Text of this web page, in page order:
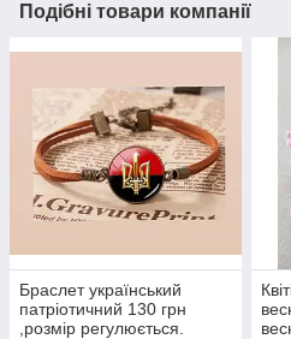
Подібні товари компанії
Браслет український
патріотичний 130 грн
,розмір регулюється.